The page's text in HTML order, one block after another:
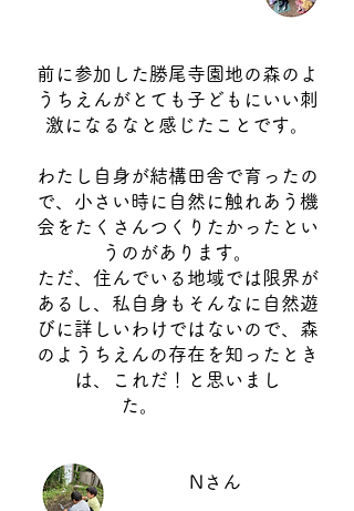
前に参加した勝尾寺園地の森のよ
うちえんがとても子どもにいい刺
激になるなと感じたことです。
わたし自身が結構田舎で育ったの
で、小さい時に自然に触れあう機
会をたくさんつくりたかったとい
うのがあります。
ただ、住んでいる地域では限界が
あるし、私自身もそんなに自然遊
びに詳しいわけではないので、森
のようちえんの存在を知ったとき
は、これだ！と思いまし
た。
Nさん